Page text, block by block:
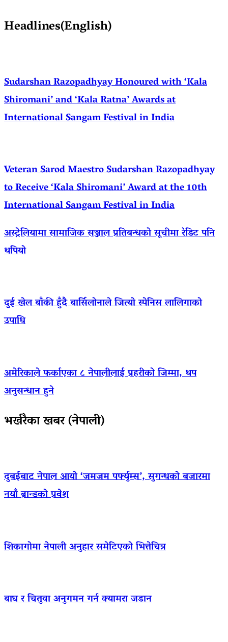
Headlines(English)
Sudarshan Razopadhyay Honoured with ‘Kala
Shiromani’ and ‘Kala Ratna’ Awards at
International Sangam Festival in India
Veteran Sarod Maestro Sudarshan Razopadhyay
to Receive ‘Kala Shiromani’ Award at the 10th
International Sangam Festival in India
अस्ट्रेलियामा सामाजिक सञ्जाल प्रतिबन्धको सूचीमा रेडिट पनि
थपियो
दुई खेल बाँकी हुँदै बार्सिलोनाले जित्यो स्पेनिस लालिगाको
उपाधि
अमेरिकाले फर्काएका ८ नेपालीलाई प्रहरीको जिम्मा, थप
अनुसन्धान हुने
भर्खरैका खबर (नेपाली)
दुबईबाट नेपाल आयो ‘जमजम पर्फ्युम्स’, सुगन्धको बजारमा
नयाँ ब्रान्डको प्रवेश
शिकागोमा नेपाली अनुहार समेटिएको भित्तेचित्र
बाघ र चितुवा अनुगमन गर्न क्यामरा जडान